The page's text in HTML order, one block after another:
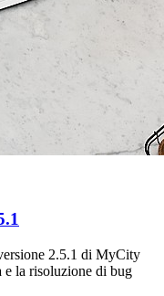
2.5.1 di MyCity
e la risoluzione di bug